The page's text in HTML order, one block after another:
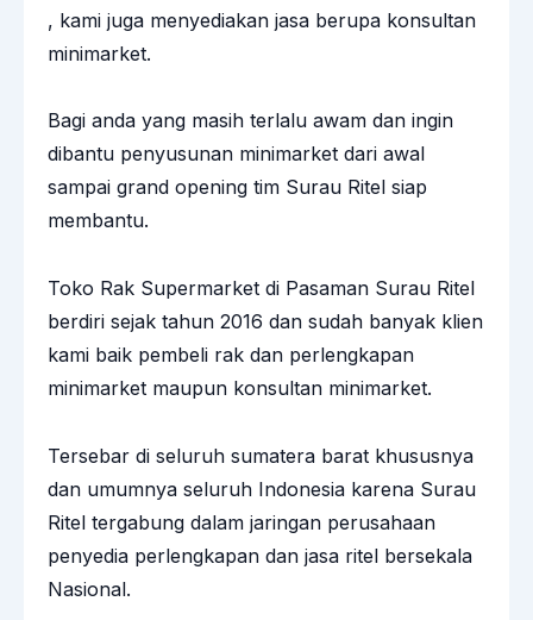
, kami juga menyediakan jasa berupa konsultan
minimarket.
Bagi anda yang masih terlalu awam dan ingin
dibantu penyusunan minimarket dari awal
sampai grand opening tim Surau Ritel siap
membantu.
Toko Rak Supermarket di Pasaman Surau Ritel
berdiri sejak tahun 2016 dan sudah banyak klien
kami baik pembeli rak dan perlengkapan
minimarket maupun konsultan minimarket.
Tersebar di seluruh sumatera barat khususnya
dan umumnya seluruh Indonesia karena Surau
Ritel tergabung dalam jaringan perusahaan
penyedia perlengkapan dan jasa ritel bersekala
Nasional.